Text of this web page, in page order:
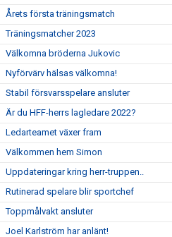
Årets första träningsmatch
Träningsmatcher 2023
Välkomna bröderna Jukovic
Nyförvärv hälsas välkomna!
Stabil försvarsspelare ansluter
Är du HFF-herrs lagledare 2022?
Ledarteamet växer fram
Välkommen hem Simon
Uppdateringar kring herr-truppen..
Rutinerad spelare blir sportchef
Toppmålvakt ansluter
Joel Karlström har anlänt!